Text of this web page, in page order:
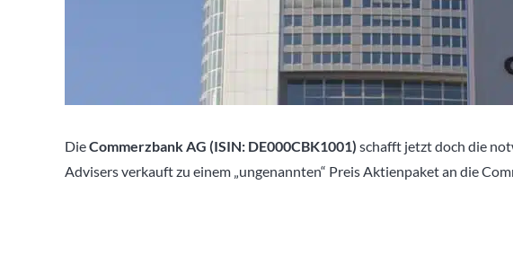
DieCommerzbank AG (ISIN: DE000CBK1001) schafft jetzt doch die
Advisers verkauft zu einem „ungenannten“ Preis Aktienpaket an die